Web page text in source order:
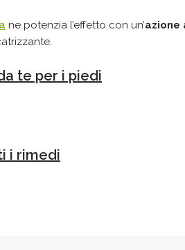
ne potenzia l’effetto con un’azione
te per i piedi
i rimedi